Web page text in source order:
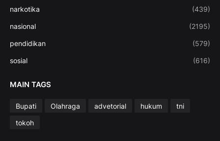
narkotika (439)
nasional (2195)
pendidikan (579)
sosial (616)
MAIN TAGS
Bupati Olahraga advetorial hukum
tni
tokoh